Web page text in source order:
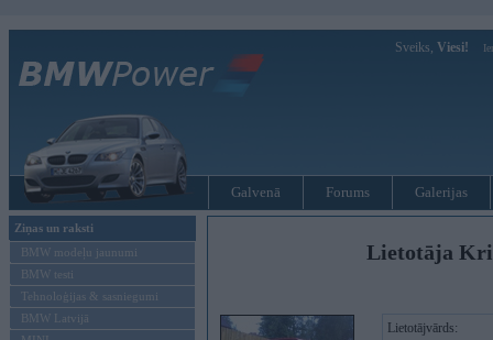
Sveiks, Viesi!
Galvenā Forums Galerijas
Ziņas un raksti
BMW modeļu jaunumi
BMW testi
Tehnoloģijas & sasniegumi
BMW Latvijā
Lietotāja
Lietotājvārds: